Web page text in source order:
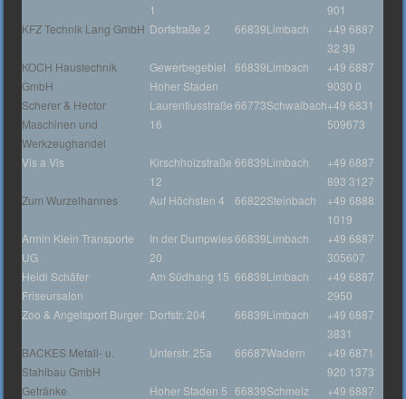
1
901
KFZ Technik Lang GmbH Dorfstraße 2 66839Limbach
+49 6887
32 39
KOCH Haustechnik
GmbH
Gewerbegebiet
Hoher Staden
66839Limbach
+49 6887
9030 0
Scherer & Hector
Maschinen und
Werkzeughandel
Laurentiusstraße
16
66773Schwalbach+49 6831
509673
Vis a Vis
Kirschholzstraße
12
66839Limbach
+49 6887
893 3127
Zum Wurzelhannes
Auf Höchsten 4 66822Steinbach
+49 6888
1019
Armin Klein Transporte
UG
In der Dumpwies
20
66839Limbach
+49 6887
305607
Heidi Schäfer
Friseursalon
Am Südhang 15 66839Limbach
+49 6887
2950
Zoo & Angelsport Burger Dorfstr. 204 66839Limbach
+49 6887
3831
BACKES Metall- u.
Stahlbau GmbH
Unterstr. 25a 66687Wadern
+49 6871
920 1373
Getränke
Hoher Staden 5 66839Schmelz
+49 6887